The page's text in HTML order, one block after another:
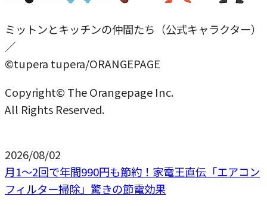
ミットンとキッチンの仲間たち（公式キャラクター）
／
©tupera tupera/ORANGEPAGE
Copyright© The Orangepage Inc.
All Rights Reserved.
2026/08/02
月1〜2回で年間990円も節約！家電王直伝「エアコン
フィルター掃除」驚きの節電効果